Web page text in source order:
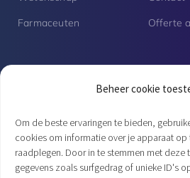
Beheer cookie
Om de beste ervaringen te bieden,
cookies om informatie over je apparaat op
raadplegen. Door in te stemmen met deze
gegevens zoals surfgedrag of unieke ID's
Farmaceuten
Offerte
PHP developer | Open